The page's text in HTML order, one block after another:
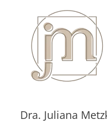
Dra. Juliana